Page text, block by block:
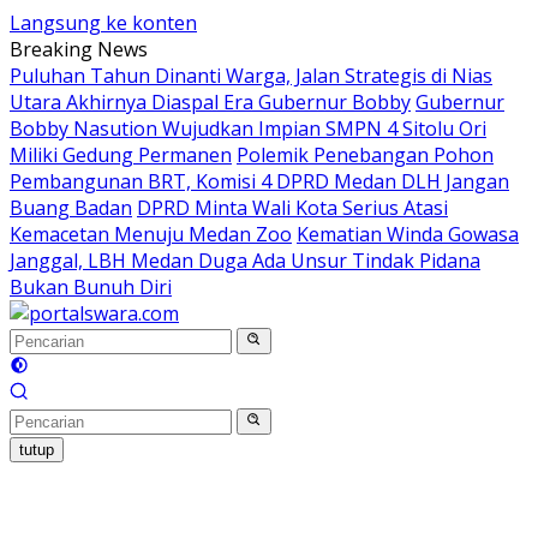
Langsung ke konten
Breaking News
Puluhan Tahun Dinanti Warga, Jalan Strategis di Nias
Utara Akhirnya Diaspal Era Gubernur BobbyGubernur
Bobby Nasution Wujudkan Impian SMPN 4 Sitolu Ori
Miliki Gedung Permanen Polemik Penebangan Pohon
Pembangunan BRT, Komisi 4 DPRD Medan DLH Jangan
Buang Badan DPRD Minta Wali Kota Serius Atasi
Kemacetan Menuju Medan Zoo Kematian Winda Gowasa
Janggal, LBH Medan Duga Ada Unsur Tindak Pidana
Bukan Bunuh Diri
tutup